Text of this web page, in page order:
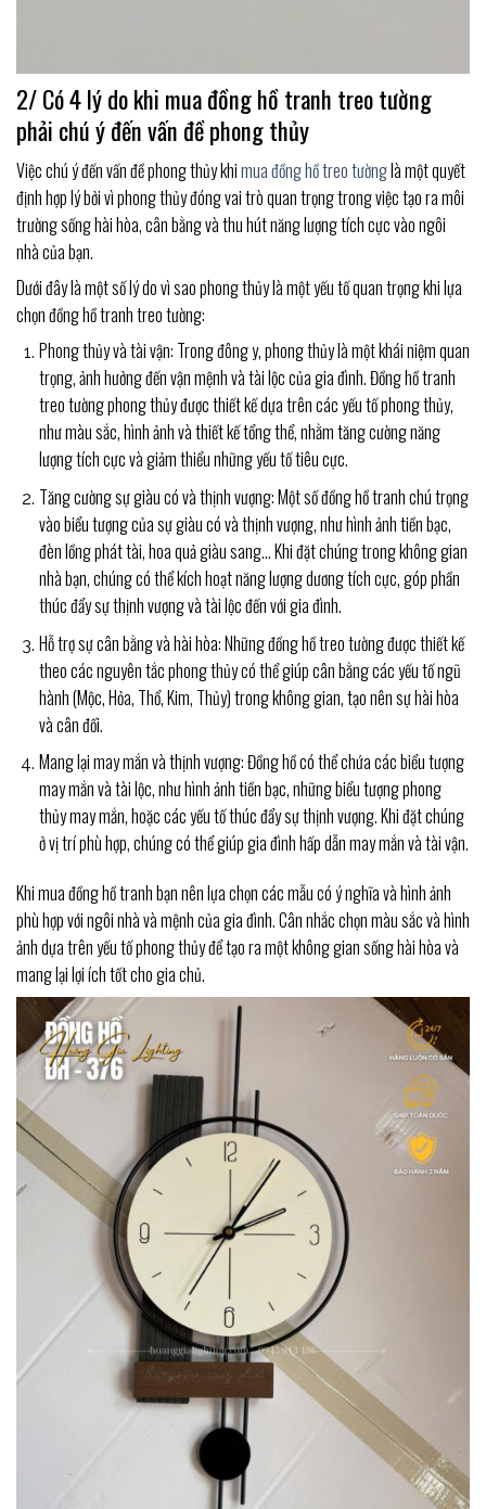
2/ Có 4 lý do khi mua đồng hồ tranh treo tường
phải chú ý đến vấn đề phong thủy
Việc chú ý đến vấn đề phong thủy khimua đồng hồ treo tườnglà một quyết
định hợp lý bởi vì phong thủy đóng vai trò quan trọng trong việc tạo ra môi
trường sống hài hòa, cân bằng và thu hút năng lượng tích cực vào ngôi
nhà của bạn.
Dưới đây là một số lý do vì sao phong thủy là một yếu tố quan trọng khi lựa
chọn đồng hồ tranh treo tường:
Phong thủy và tài vận: Trong đông y, phong thủy là một khái niệm quan
trọng, ảnh hưởng đến vận mệnh và tài lộc của gia đình. Đồng hồ tranh
treo tường phong thủy được thiết kế dựa trên các yếu tố phong thủy,
như màu sắc, hình ảnh và thiết kế tổng thể, nhằm tăng cường năng
lượng tích cực và giảm thiểu những yếu tố tiêu cực.
Tăng cường sự giàu có và thịnh vượng: Một số đồng hồ tranh chú trọng
vào biểu tượng của sự giàu có và thịnh vượng, như hình ảnh tiền bạc,
đèn lồng phát tài, hoa quả giàu sang… Khi đặt chúng trong không gian
nhà bạn, chúng có thể kích hoạt năng lượng dương tích cực, góp phần
thúc đẩy sự thịnh vượng và tài lộc đến với gia đình.
Hỗ trợ sự cân bằng và hài hòa: Những đồng hồ treo tường được thiết kế
theo các nguyên tắc phong thủy có thể giúp cân bằng các yếu tố ngũ
hành (Mộc, Hỏa, Thổ, Kim, Thủy) trong không gian, tạo nên sự hài hòa
và cân đối.
Mang lại may mắn và thịnh vượng: Đồng hồ có thể chứa các biểu tượng
may mắn và tài lộc, như hình ảnh tiền bạc, những biểu tượng phong
thủy may mắn, hoặc các yếu tố thúc đẩy sự thịnh vượng. Khi đặt chúng
ở vị trí phù hợp, chúng có thể giúp gia đình hấp dẫn may mắn và tài vận.
Khi mua đồng hồ tranh bạn nên lựa chọn các mẫu có ý nghĩa và hình ảnh
phù hợp với ngôi nhà và mệnh của gia đình. Cân nhắc chọn màu sắc và hình
ảnh dựa trên yếu tố phong thủy để tạo ra một không gian sống hài hòa và
mang lại lợi ích tốt cho gia chủ.